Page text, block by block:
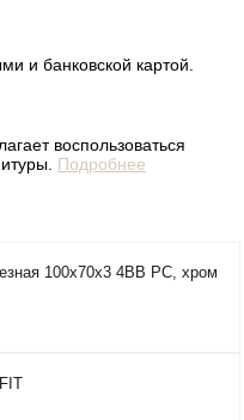
и банковской картой.
воспользоваться
Подробнее
100x70x3 4BB PC, хром